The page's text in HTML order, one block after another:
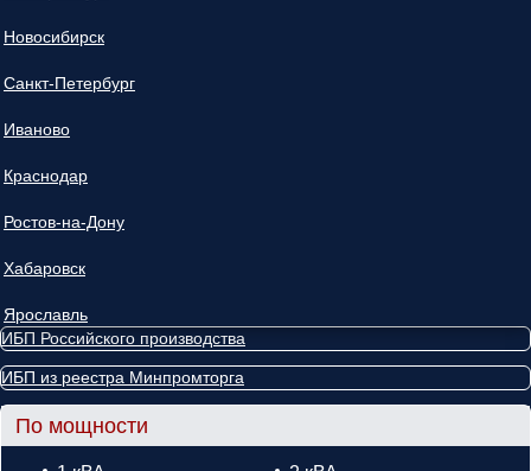
Новосибирск
Санкт-Петербург
Иваново
Краснодар
Ростов-на-Дону
Хабаровск
Ярославль
ИБП Российского производства
ИБП из реестра Минпромторга
По мощности